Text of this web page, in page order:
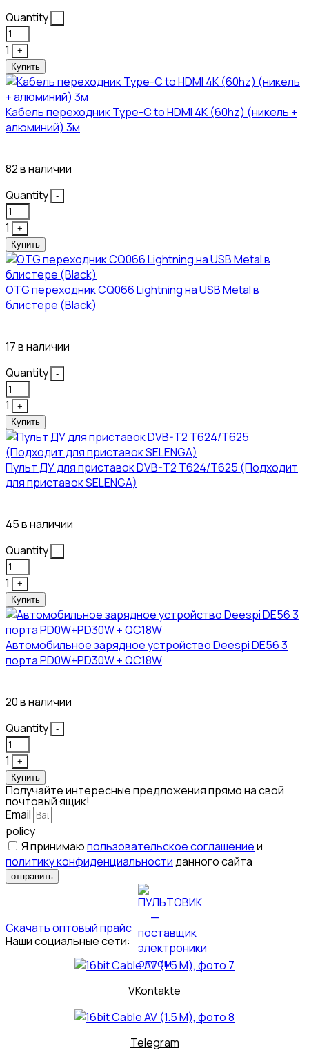
Quantity
-
1
+
Купить
Кабель переходник Type-C to HDMI 4K (60hz) (никель +
алюминий) 3м
82 в наличии
Quantity
-
1
+
Купить
OTG переходник CQ066 Lightning на USB Metal в
блистере (Black)
17 в наличии
Quantity
-
1
+
Купить
Пульт ДУ для приставок DVB-T2 T624/T625 (Подходит
для приставок SELENGA)
45 в наличии
Quantity
-
1
+
Купить
Автомобильное зарядное устройство Deespi DE56 3
порта PD0W+PD30W + QC18W
20 в наличии
Quantity
-
1
+
Купить
Получайте интересные предложения прямо на свой
почтовый ящик!
Email
policy
Я принимаюпользовательское соглашениеи
политику конфиденциальностиданного сайта
отправить
Скачать оптовый прайс
Наши социальные сети:
VKontakte
Telegram